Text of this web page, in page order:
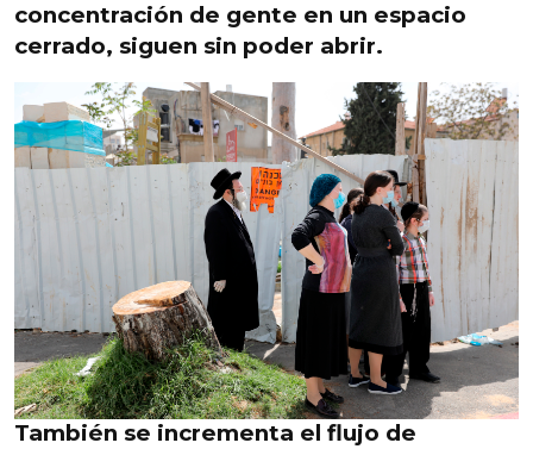
concentración de gente en un espacio
cerrado, siguen sin poder abrir.
También se incrementa el flujo de